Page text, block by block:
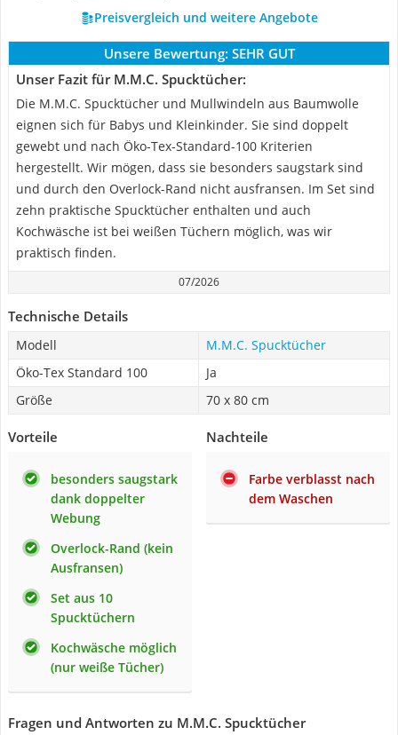
Preisvergleich und weitere Angebote
Unsere Bewertung: SEHR GUT
Unser Fazit für M.M.C. Spucktücher:
Die M.M.C. Spucktücher und Mullwindeln aus Baumwolle
eignen sich für Babys und Kleinkinder. Sie sind doppelt
gewebt und nach Öko-Tex-Standard-100 Kriterien
hergestellt. Wir mögen, dass sie besonders saugstark sind
und durch den Overlock-Rand nicht ausfransen. Im Set sind
zehn praktische Spucktücher enthalten und auch
Kochwäsche ist bei weißen Tüchern möglich, was wir
praktisch finden.
07/2026
Technische Details
Modell
M.M.C. Spucktücher
Öko-Tex Standard 100
Ja
Größe
70 x 80 cm
Vorteile
besonders saugstark
dank doppelter
Webung
Overlock-Rand (kein
Ausfransen)
Set aus 10
Spucktüchern
Kochwäsche möglich
(nur weiße Tücher)
Nachteile
Farbe verblasst nach
dem Waschen
Fragen und Antworten zu M.M.C. Spucktücher